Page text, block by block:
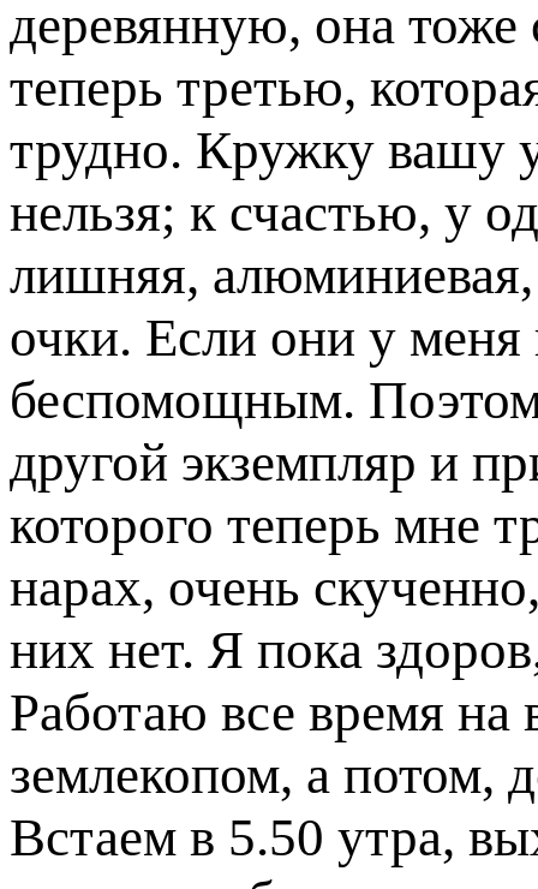
деревянную, она тоже
теперь третью,
трудно. Кружку вашу
нельзя; к счастью, у
лишняя,
очки. Если они у меня
беспомощным.
другой экземпляр и
которого теперь мне
нарах, очень
них нет. Я пока
Работаю все время
землекопом, а потом,
Встаем в 5.50 утра,